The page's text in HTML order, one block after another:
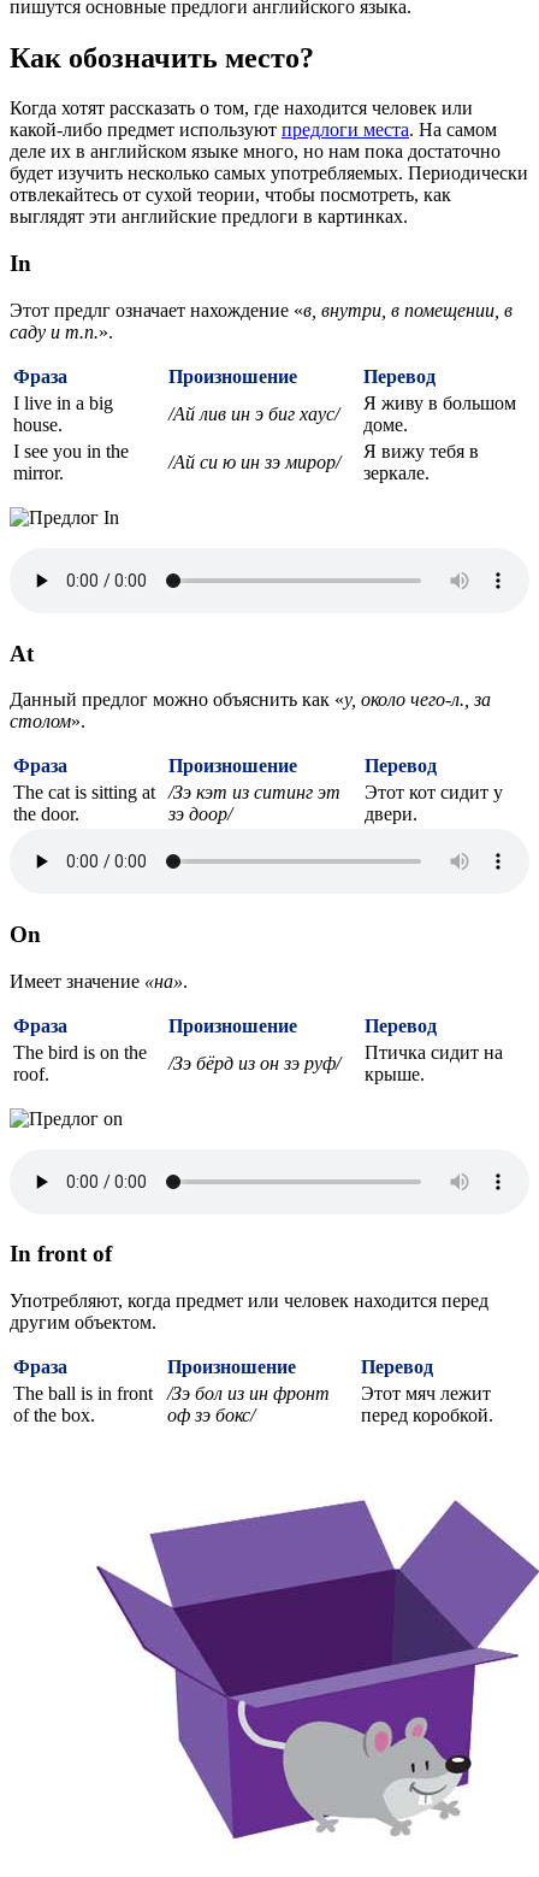
пишутся основные предлоги английского языка.
Как обозначить место?
Когда хотят рассказать о том, где находится человек или
какой-либо предмет используют предлоги места. На самом
деле их в английском языке много, но нам пока достаточно
будет изучить несколько самых употребляемых. Периодически
отвлекайтесь от сухой теории, чтобы посмотреть, как
выглядят эти английские предлоги в картинках.
In
Этот предлг означает нахождение «в, внутри, в помещении, в
саду и т.п.».
Фраза Произношение
Перевод
I live in a big
house.
/Ай лив ин э биг хаус/
Я живу в большом
доме.
I see you in the
mirror.
/Ай си ю ин зэ мирор/
Я вижу тебя в
зеркале.
At
Данный предлог можно объяснить как «у, около чего-л., за
столом».
Фраза Произношение
Перевод
The cat is sitting at
the door.
/Зэ кэт из ситинг эт
зэ доор/
Этот кот сидит у
двери.
On
Имеет значение «на».
Фраза Произношение
Перевод
The bird is on the
roof.
/Зэ бёрд из он зэ руф/
Птичка сидит на
крыше.
In front of
Употребляют, когда предмет или человек находится перед
другим объектом.
Фраза Произношение
Перевод
The ball is in front
of the box.
/Зэ бол из ин фронт
оф зэ бокс/
Этот мяч лежит
перед коробкой.